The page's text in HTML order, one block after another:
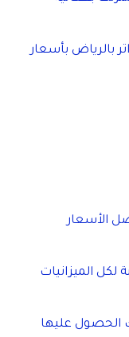
بالرياض بأسعار
الحصول عليها